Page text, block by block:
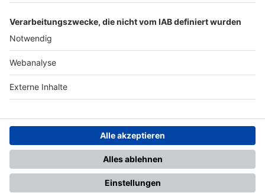
Nutzungsbedingungen Datenschutz Impressum